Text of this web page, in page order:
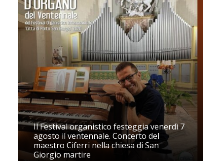
Il Festival organistico festeggia venerdì 7
agosto il ventennale. Concerto del
maestro Ciferri nella chiesa di San
Giorgio martire